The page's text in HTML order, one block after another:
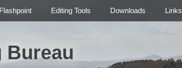
Bureau
Editing Tools Downloads Links